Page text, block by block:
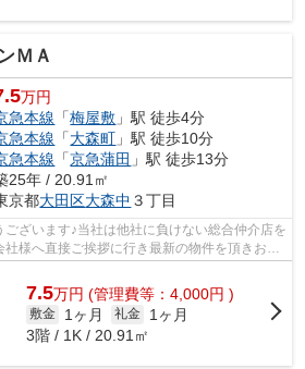
ＭＡ
万円
急本線 「梅屋敷 」駅 徒歩4分
急本線 「大森町 」駅 徒歩10分
急本線 「京急蒲田 」駅 徒歩13分
25年 / 20.91㎡
京都大田区大森中 ３丁目
ざいます♪当社は他社に負けない総合仲介店を
社様へ直接ご挨拶に行き最新の物件を頂きお客
情報は...
7.5万円 (管理費等：4,000円 )
敷金 1ヶ月 礼金
1ヶ月
3階 / 1K / 20.91㎡